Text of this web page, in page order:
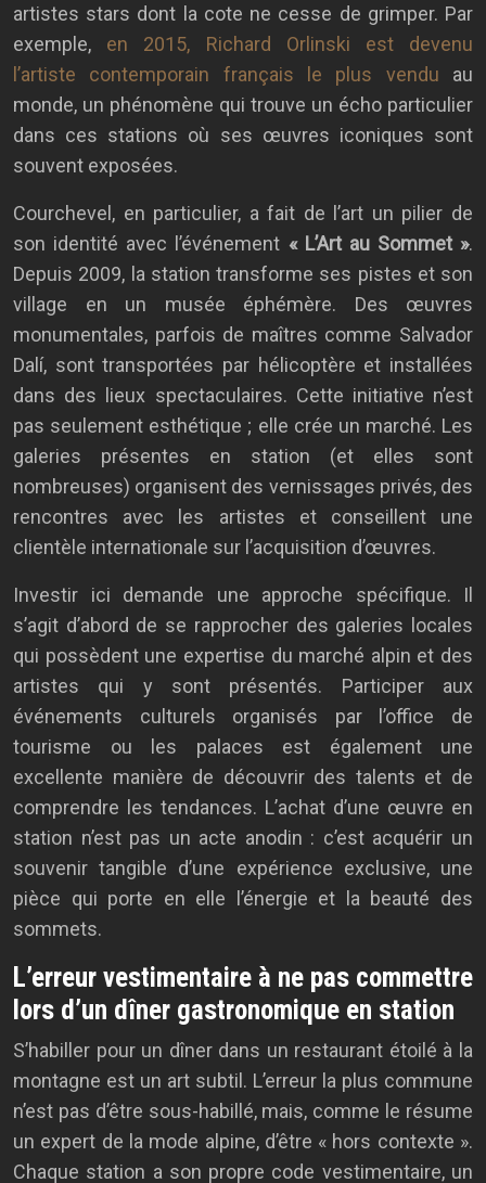
artistes stars dont la cote ne cesse de grimper. Par
exemple, en 2015, Richard Orlinski est devenu
l’artiste contemporain français le plus vendu au
monde, un phénomène qui trouve un écho particulier
dans ces stations où ses œuvres iconiques sont
souvent exposées.
Courchevel, en particulier, a fait de l’art un pilier de
son identité avec l’événement « L’Art au Sommet ».
Depuis 2009, la station transforme ses pistes et son
village en un musée éphémère. Des œuvres
monumentales, parfois de maîtres comme Salvador
Dalí, sont transportées par hélicoptère et installées
dans des lieux spectaculaires. Cette initiative n’est
pas seulement esthétique ; elle crée un marché. Les
galeries présentes en station (et elles sont
nombreuses) organisent des vernissages privés, des
rencontres avec les artistes et conseillent une
clientèle internationale sur l’acquisition d’œuvres.
Investir ici demande une approche spécifique. Il
s’agit d’abord de se rapprocher des galeries locales
qui possèdent une expertise du marché alpin et des
artistes qui y sont présentés. Participer aux
événements culturels organisés par l’office de
tourisme ou les palaces est également une
excellente manière de découvrir des talents et de
comprendre les tendances. L’achat d’une œuvre en
station n’est pas un acte anodin : c’est acquérir un
souvenir tangible d’une expérience exclusive, une
pièce qui porte en elle l’énergie et la beauté des
sommets.
L’erreur vestimentaire à ne pas commettre
lors d’un dîner gastronomique en station
S’habiller pour un dîner dans un restaurant étoilé à la
montagne est un art subtil. L’erreur la plus commune
n’est pas d’être sous-habillé, mais, comme le résume
un expert de la mode alpine, d’être « hors contexte ».
Chaque station a son propre code vestimentaire, un